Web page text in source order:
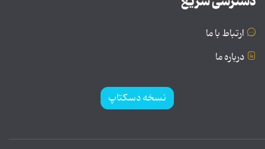
ارتباط با ما
درباره ما
نسخه دسکتاپ